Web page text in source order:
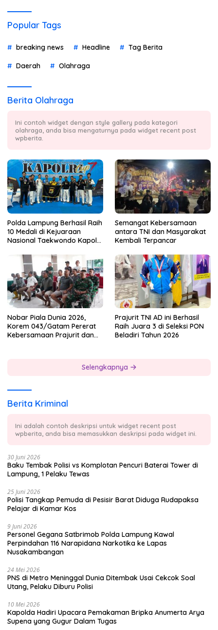
Popular Tags
breaking news Headline Tag Berita
Daerah Olahraga
Berita Olahraga
Ini contoh widget dengan style gallery pada kategori
olahraga, anda bisa mengaturnya pada widget recent post
wpberita.
Polda Lampung Berhasil Raih
10 Medali di Kejuaraan
Nasional Taekwondo Kapolri
Semangat Kebersamaan
antara TNI dan Masyarakat
Kembali Terpancar
Nobar Piala Dunia 2026,
Korem 043/Gatam Pererat
Kebersamaan Prajurit dan
Prajurit TNI AD ini Berhasil
Raih Juara 3 di Seleksi PON
Beladiri Tahun 2026
Selengkapnya
Berita Kriminal
Ini adalah contoh deskripsi untuk widget recent post
wpberita, anda bisa memasukkan deskripsi pada widget ini.
30 Juni 2026
Baku Tembak Polisi vs Komplotan Pencuri Baterai Tower di
Lampung, 1 Pelaku Tewas
25 Juni 2026
Polisi Tangkap Pemuda di Pesisir Barat Diduga Rudapaksa
Pelajar di Kamar Kos
9 Juni 2026
Personel Gegana Satbrimob Polda Lampung Kawal
Perpindahan 116 Narapidana Narkotika ke Lapas
Nusakambangan
24 Mei 2026
PNS di Metro Meninggal Dunia Ditembak Usai Cekcok Soal
Utang, Pelaku Diburu Polisi
10 Mei 2026
Kapolda Hadiri Upacara Pemakaman Bripka Anumerta Arya
Supena yang Gugur Dalam Tugas